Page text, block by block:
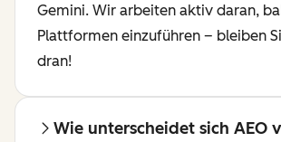
Gemini. Wir arbeiten aktiv daran,
Plattformen einzuführen – bleiben
dran!
Wie unterscheidet sich AEO